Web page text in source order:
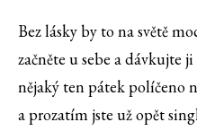
Bez lásky by to na světě
začněte u sebe a dávkujte
nějaký ten pátek políčeno
a prozatím jste už opět